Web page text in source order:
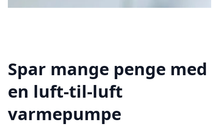
Spar mange penge med
en luft-til-luft
varmepumpe